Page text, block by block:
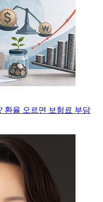
환율 오르면 보험료 부담